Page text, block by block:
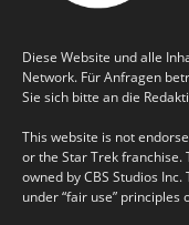
Diese Website und alle
Network. Für Anfragen
Sie sich bitte an die
This website is not
or the Star Trek franchise.
owned by CBS Studios
under “fair use”